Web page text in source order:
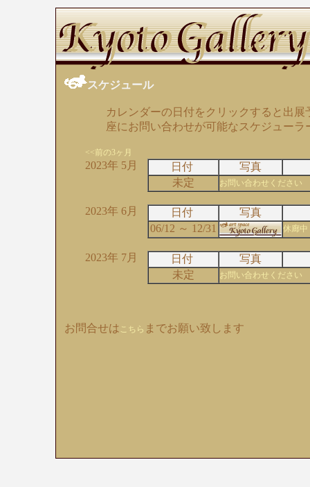
スケジュール
カレンダーの日付をクリックすると出
座にお問い合わせが可能なスケジュー
<<前の3ヶ月
2023年 5月 日付
写真
未定
お問い合わせください
2023年 6月 日付
写真
06/12 ～ 12/31
休廊中
2023年 7月 日付
写真
未定
お問い合わせください
お問合せは こちら までお願い致します